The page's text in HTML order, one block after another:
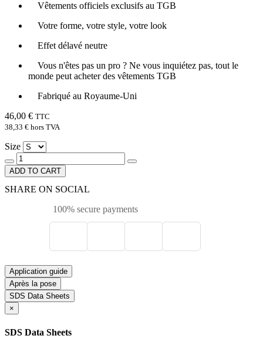
Vêtements officiels exclusifs au TGB
Votre forme, votre style, votre look
Effet délavé neutre
Vous n'êtes pas un pro ? Ne vous inquiétez pas, tout le
monde peut acheter des vêtements TGB
Fabriqué au Royaume-Uni
46,00 € TTC
38,33 € hors TVA
Size
ADD TO CART
SHARE ON SOCIAL
100% secure payments
Application guide
Après la pose
SDS Data Sheets
×
SDS Data Sheets